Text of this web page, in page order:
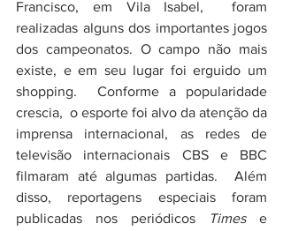
Francisco, em Vila Isabel,  foram
realizadas alguns dos importantes jogos
dos campeonatos. O campo não mais
existe, e em seu lugar foi erguido um
shopping.  Conforme a popularidade
crescia,  o esporte foi alvo da atenção da
imprensa internacional, as redes de
televisão internacionais CBS e BBC
filmaram até algumas partidas.  Além
disso, reportagens especiais foram
publicadas nos periódicos
Times